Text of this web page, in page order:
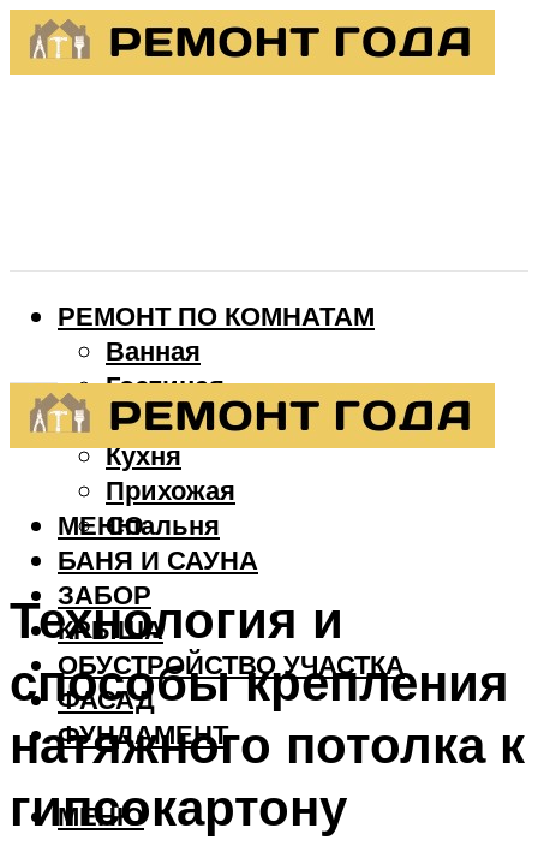
РЕМОНТ ПО КОМНАТАМ
Ванная
Гостиная
Детская
Кухня
Прихожая
Спальня
БАНЯ И САУНА
ЗАБОР
КРЫША
ОБУСТРОЙСТВО УЧАСТКА
ФАСАД
ФУНДАМЕНТ
МЕНЮ
МЕНЮ
Технология и
способы крепления
натяжного потолка к
гипсокартону